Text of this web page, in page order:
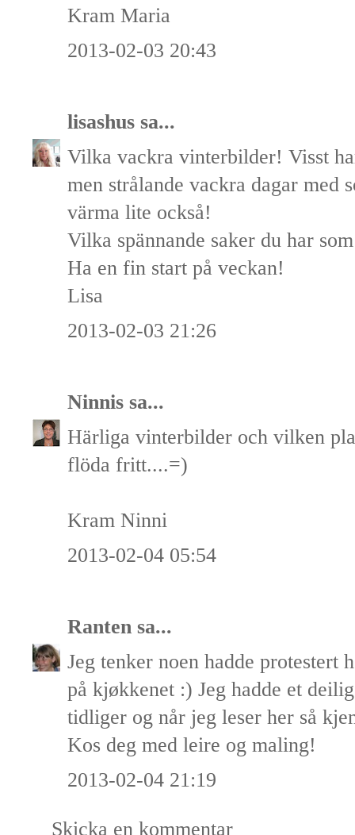
Kram Maria
2013-02-03 20:43
lisashus sa...
Vilka vackra vinterbilder! Visst
men strålande vackra dagar med
värma lite också!
Vilka spännande saker du har
Ha en fin start på veckan!
Lisa
2013-02-03 21:26
Ninnis sa...
Härliga vinterbilder och vilken
flöda fritt....=)
Kram Ninni
2013-02-04 05:54
Ranten sa...
Jeg tenker noen hadde protestert
på kjøkkenet :) Jeg hadde et
tidliger og når jeg leser her så
Kos deg med leire og maling!
2013-02-04 21:19
Skicka en kommentar